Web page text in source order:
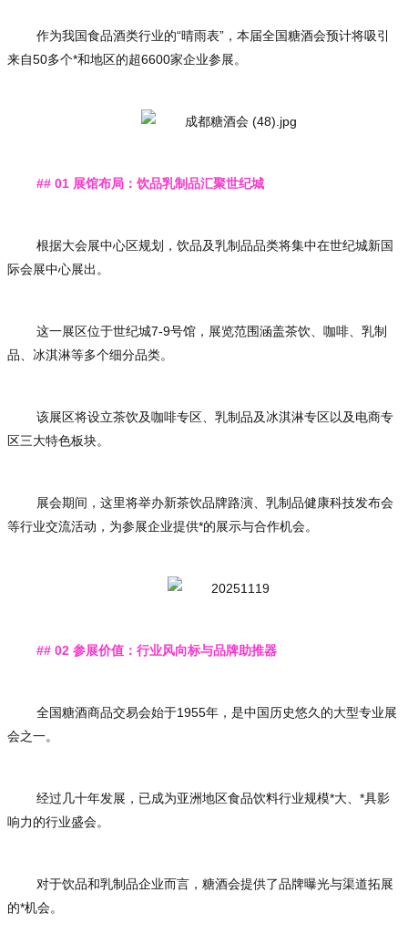
作为我国食品酒类行业的“晴雨表”，本届全国糖酒会预计将吸引
来自50多个*和地区的超6600家企业参展。
## 01 展馆布局：饮品乳制品汇聚世纪城
根据大会展中心区规划，饮品及乳制品品类将集中在世纪城新国
际会展中心展出。
这一展区位于世纪城7-9号馆，展览范围涵盖茶饮、咖啡、乳制
品、冰淇淋等多个细分品类。
该展区将设立茶饮及咖啡专区、乳制品及冰淇淋专区以及电商专
区三大特色板块。
展会期间，这里将举办新茶饮品牌路演、乳制品健康科技发布会
等行业交流活动，为参展企业提供*的展示与合作机会。
## 02 参展价值：行业风向标与品牌助推器
全国糖酒商品交易会始于1955年，是中国历史悠久的大型专业展
会之一。
经过几十年发展，已成为亚洲地区食品饮料行业规模*大、*具影
响力的行业盛会。
对于饮品和乳制品企业而言，糖酒会提供了品牌曝光与渠道拓展
的*机会。